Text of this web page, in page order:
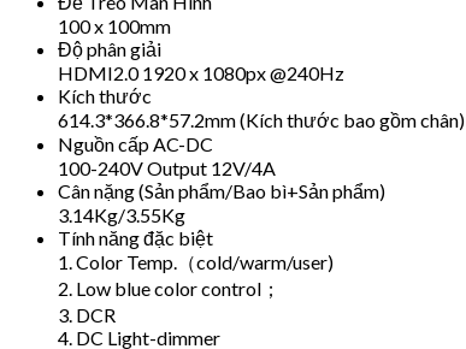
100 x 100mm
Độ phân giải
HDMI2.0 1920 x 1080px @240Hz
Kích thước
614.3*366.8*57.2mm (Kích thước bao gồm chân)
Nguồn cấp AC-DC
100-240V Output 12V/4A
Cân nặng (Sản phẩm/Bao bì+Sản phẩm)
3.14Kg/3.55Kg
Tính năng đặc biệt
1. Color Temp.（cold/warm/user)
2. Low blue color control；
3. DCR
4. DC Light-dimmer